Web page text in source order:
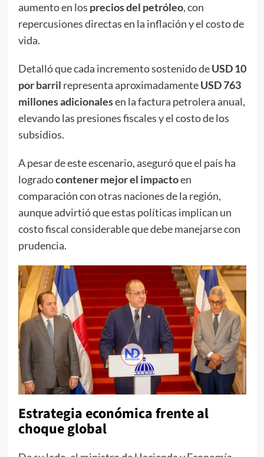
aumento en los precios del petróleo, con
repercusiones directas en la inflación y el costo de
vida.
Detalló que cada incremento sostenido deUSD 10
por barril representa aproximadamenteUSD 763
millones adicionalesen la factura petrolera anual,
elevando las presiones fiscales y el costo de los
subsidios.
A pesar de este escenario, aseguró que el país ha
logradocontener mejor el impactoen
comparación con otras naciones de la región,
aunque advirtió que estas políticas implican un
costo fiscal considerable que debe manejarse con
prudencia.
Estrategia económica frente al
choque global